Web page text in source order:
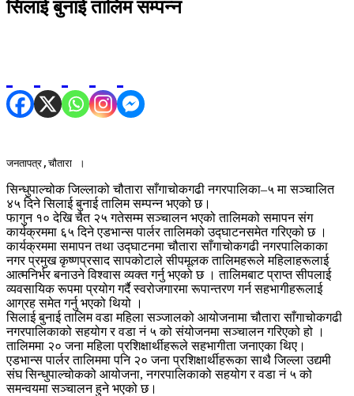
सिलाई बुनाई तालिम सम्पन्न
जनतापत्र,चौतारा ।
सिन्धुपाल्चोक जिल्लाको चौतारा साँगाचोकगढी नगरपालिका–५ मा सञ्चालित
४५ दिने सिलाई बुनाई तालिम सम्पन्न भएको छ।
फागुन १० देखि चैत २५ गतेसम्म सञ्चालन भएको तालिमको समापन संग
कार्यक्रममा ६५ दिने एडभान्स पार्लर तालिमको उद्घाटनसमेत गरिएको छ ।
कार्यक्रममा समापन तथा उद्घाटनमा चौतारा साँगाचोकगढी नगरपालिकाका
नगर प्रमुख कृष्णप्रसाद सापकोटाले सीपमूलक तालिमहरूले महिलाहरूलाई
आत्मनिर्भर बनाउने विश्वास व्यक्त गर्नु भएको छ । तालिमबाट प्राप्त सीपलाई
व्यवसायिक रूपमा प्रयोग गर्दै स्वरोजगारमा रूपान्तरण गर्न सहभागीहरूलाई
आग्रह समेत गर्नु भएको थियो ।
सिलाई बुनाई तालिम वडा महिला सञ्जालको आयोजनामा चौतारा साँगाचोकगढी
नगरपालिकाको सहयोग र वडा नं ५ को संयोजनमा सञ्चालन गरिएको हो ।
तालिममा २० जना महिला प्रशिक्षार्थीहरूले सहभागीता जनाएका थिए।
एडभान्स पार्लर तालिममा पनि २० जना प्रशिक्षार्थीहरूका साथै जिल्ला उद्यमी
संघ सिन्धुपाल्चोकको आयोजना, नगरपालिकाको सहयोग र वडा नं ५ को
समन्वयमा सञ्चालन हुने भएको छ।